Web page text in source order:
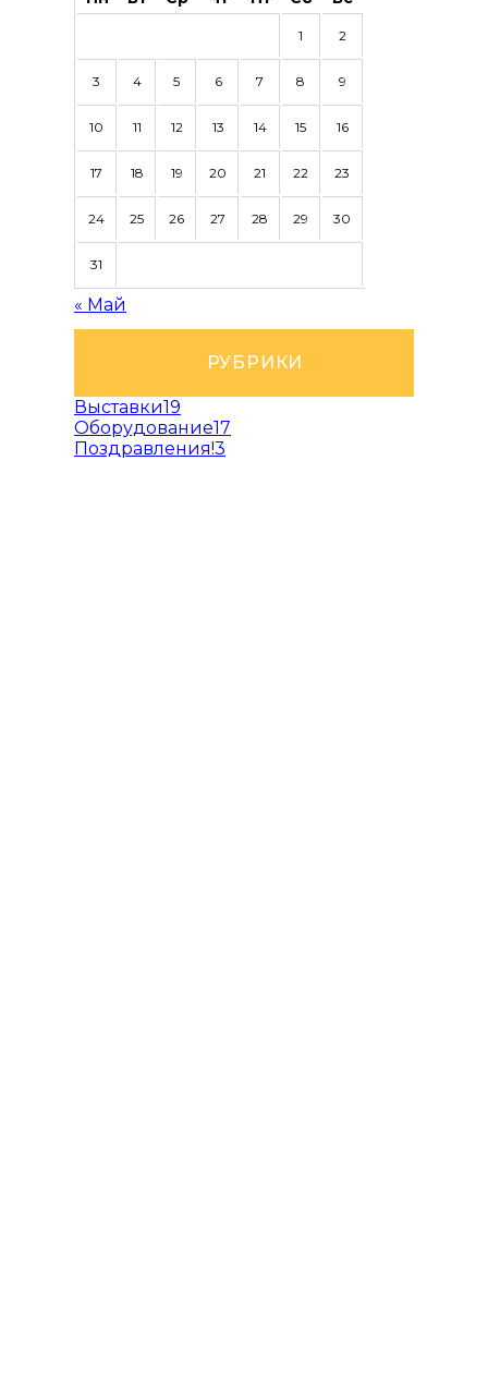
1 2
3 4 5 6 7 8 9
10 11 12 13 14 15 16
17 18 19 20 21 22 23
24 25 26 27 28 29 30
31
« Май
РУБРИКИ
Выставки19
Оборудование17
Поздравления!3